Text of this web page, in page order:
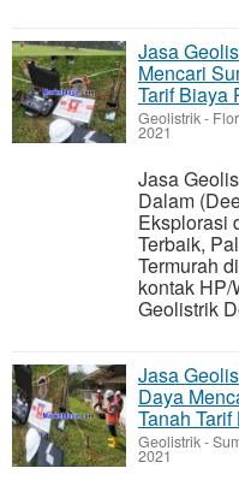
Jasa
Mencari
Tarif Biaya
Geolistrik-
2021
Jasa
Dalam
Eksplorasi
Terbaik,
Termurah
kontak
Geolistrik
Jasa
Daya
Tanah
Geolistrik-
2021